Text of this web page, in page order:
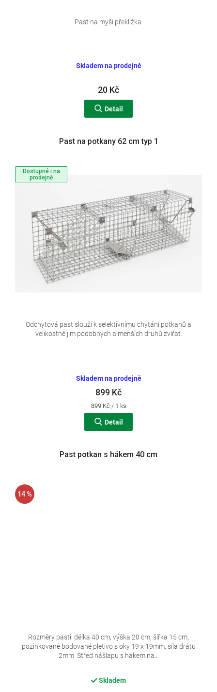
Skladem na prodejně
20 Kč
Detail
Past na myši překližka
Dostupné i na
prodejně
Past na potkany 62 cm typ 1
Skladem na prodejně
899 Kč
Měrná
cena:
899 Kč / 1 ks
Detail
Odchytová past slouží k selektivnímu chytání potkanů a
velikostně jim podobných a menších druhů zvířat.
14 %
Past potkan s hákem 40 cm
Skladem
Rozměry pasti: délka 40 cm, výška 20 cm, šířka 15 cm,
pozinkované bodované pletivo s oky 19 x 19mm, síla drátu
2mm. Střed nášlapu s hákem na...